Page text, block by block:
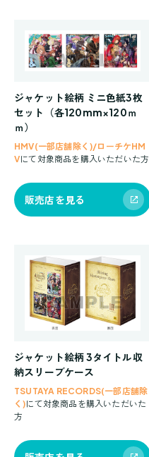
ジャケット絵柄 ミニ色紙3枚
セット
（各120mm×120ｍ
ｍ）
HMV(一部店舗除く)/ローチケHM
Vにて対象商品を購入いただいた方
販売店を見る
ジャケット絵柄 3タイトル収
納スリーブケース
TSUTAYA RECORDS(一部店舗除
く)にて対象商品を購入いただいた
方